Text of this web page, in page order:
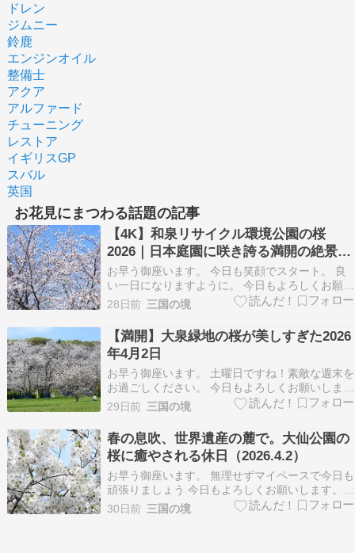
ドレン
ジムニー
鈴鹿
エンジンオイル
整備士
アクア
アルファード
チューニング
レストア
イギリスGP
スバル
英国
お花見にまつわる話題の記事
【4K】和泉リサイクル環境公園の桜
2026｜日本庭園に咲き誇る満開の絶景
（2026年4月3日）
お早う御座います。 今日も笑顔でスタート。 良
い一日になりますように。 今日もよろしくお願い
します。 大阪府の今日の天気予報 ☁｜☀ 最高予
想気温 ３３℃（堺市 ５時２０分 ２４．７℃）
【4K】和泉リサイクル環境公園の桜 2026｜日本
庭園に咲き誇る満開の絶景（2026年4月…
28日前 三国の境
【満開】大泉緑地の桜が美しすぎた2026
年4月2日
お早う御座います。 土曜日ですね！素敵な週末を
お過ごしください。 今日もよろしくお願いしま
す。 大阪府の今日の天気予報 ☀｜☁ 最高予想気
温 ３２℃（堺市 ５時１０分 ２５.０℃） 【満開】
大泉緑地の桜が美しすぎた????2026年4月2日 大
泉緑地の美しい桜を2026年4月2…
29日前 三国の境
春の息吹、世界遺産の麓で。大仙公園の
桜に癒やされる休日（2026.4.2）
お早う御座います。 無理せずマイペースで今日も
頑張りましょう 今日もよろしくお願いします。
大阪府の今日の天気予報 ☀｜☁ 最高予想気温 ３
２℃（堺市 ５時１０分 ２４．１℃） 春の息吹、
30日前 三国の境